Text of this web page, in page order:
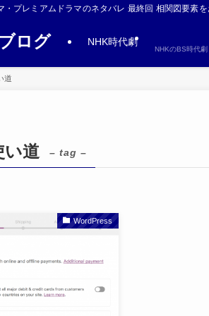
・プレミアムドラマのネタバレ 最終回 相関図要素
ログ NHK時代劇
NHKのBS時代劇
道
い道 – tag –
WordPress